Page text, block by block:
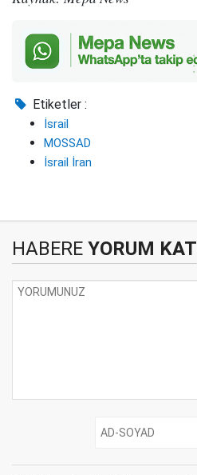
Etiketler :
İsrail
MOSSAD
İsrail İran
HABERE YORUM KAT